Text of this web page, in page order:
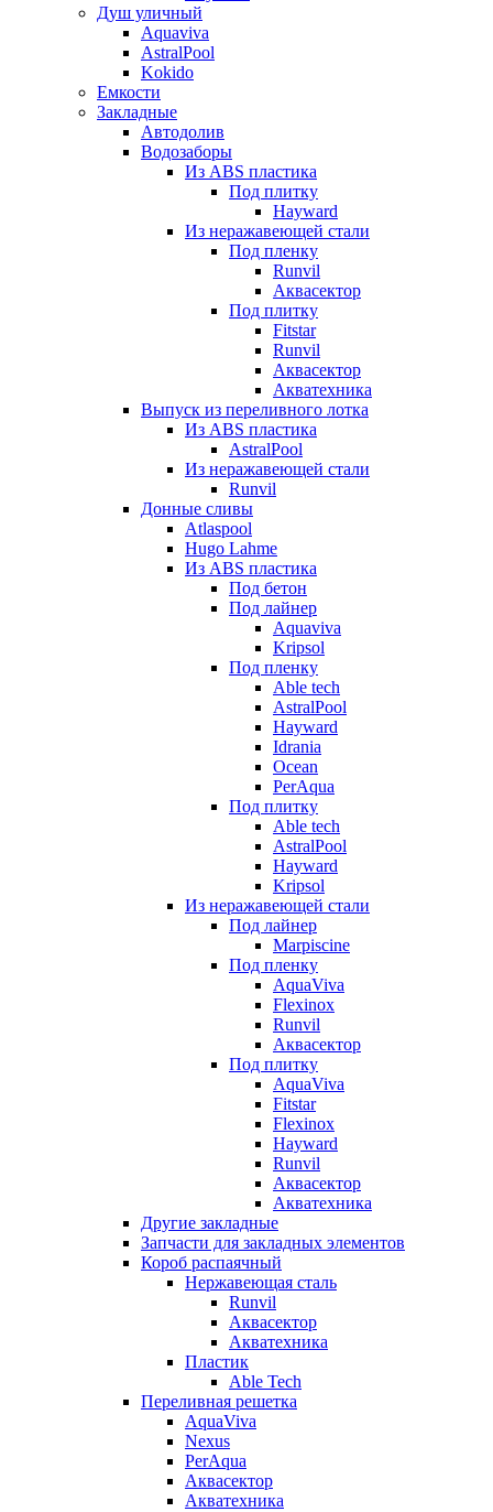
Душ уличный
Aquaviva
AstralPool
Kokido
Емкости
Закладные
Автодолив
Водозаборы
Из ABS пластика
Под плитку
Hayward
Из неражавеющей стали
Под пленку
Runvil
Аквасектор
Под плитку
Fitstar
Runvil
Аквасектор
Акватехника
Выпуск из переливного лотка
Из ABS пластика
AstralPool
Из неражавеющей стали
Runvil
Донные сливы
Atlaspool
Hugo Lahme
Из ABS пластика
Под бетон
Под лайнер
Aquaviva
Kripsol
Под пленку
Able tech
AstralPool
Hayward
Idrania
Ocean
PerAqua
Под плитку
Able tech
AstralPool
Hayward
Kripsol
Из неражавеющей стали
Под лайнер
Marpiscine
Под пленку
AquaViva
Flexinox
Runvil
Аквасектор
Под плитку
AquaViva
Fitstar
Flexinox
Hayward
Runvil
Аквасектор
Акватехника
Другие закладные
Запчасти для закладных элементов
Короб распаячный
Нержавеющая сталь
Runvil
Аквасектор
Акватехника
Пластик
Able Tech
Переливная решетка
AquaViva
Nexus
PerAqua
Аквасектор
Акватехника